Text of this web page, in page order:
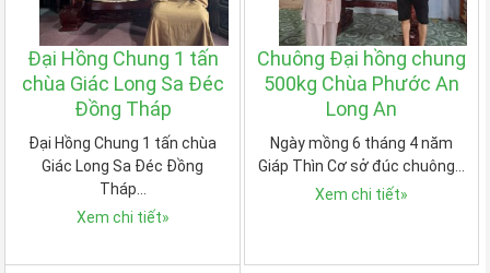
Đại Hồng Chung 1 tấn
chùa Giác Long Sa Đéc
Đồng Tháp
Đại Hồng Chung 1 tấn chùa
Giác Long Sa Đéc Đồng
Tháp…
Xem chi tiết»
Chuông Đại hồng chung
500kg Chùa Phước An
Long An
Ngày mồng 6 tháng 4 năm
Giáp Thìn Cơ sở đúc chuông…
Xem chi tiết»